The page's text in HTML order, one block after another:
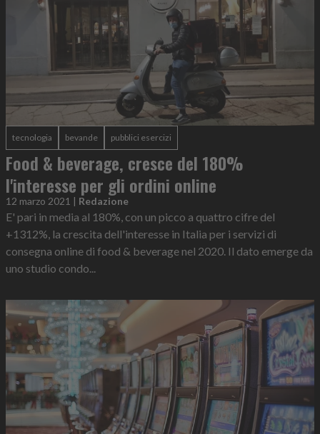
tecnologia bevande pubblici esercizi
Food & beverage, cresce del 180%
l'interesse per gli ordini online
12 marzo 2021 | Redazione
E' pari in media al 180%, con un picco a quattro cifre del
+1312%, la crescita dell'interesse in Italia per i servizi di
consegna online di food & beverage nel 2020. Il dato emerge da
uno studio condo...